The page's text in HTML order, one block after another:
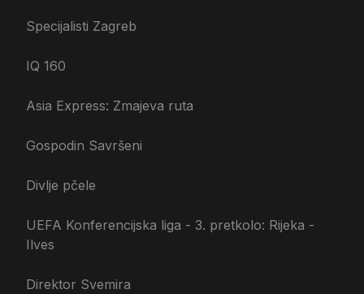
Specijalisti Zagreb
IQ 160
Asia Express: Zmajeva ruta
Gospodin Savršeni
Divlje pčele
UEFA Konferencijska liga - 3. pretkolo: Rijeka -
Ilves
Direktor Svemira